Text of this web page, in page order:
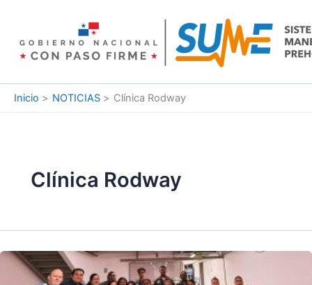
contenido
Inicio NOTICIAS Clínica Rodway
Clínica Rodway